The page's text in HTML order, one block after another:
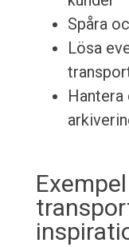
Spåra
Lösa